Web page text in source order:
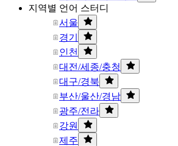
지역별 언어 스터디
서울
경기
인천
대전/세종/충청
대구/경북
부산/울산/경남
광주/전라
강원
제주